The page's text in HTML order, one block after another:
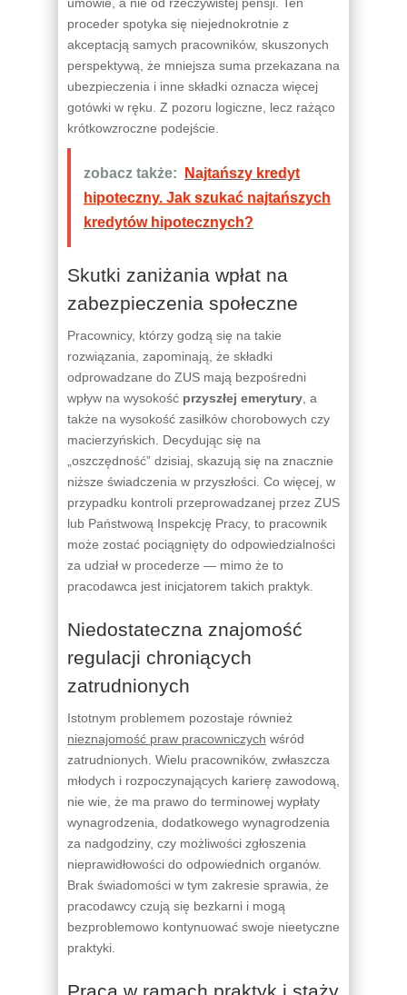
proceder spotyka się niejednokrotnie z
akceptacją samych pracowników, skuszonych
perspektywą, że mniejsza suma przekazana na
ubezpieczenia i inne składki oznacza więcej
gotówki w ręku. Z pozoru logiczne, lecz rażąco
krótkowzroczne podejście.
zobacz także:
Najtańszy kredyt
hipoteczny. Jak szukać najtańszych
kredytów hipotecznych?
Skutki zaniżania wpłat na
zabezpieczenia społeczne
Pracownicy, którzy godzą się na takie
rozwiązania, zapominają, że składki
odprowadzane do ZUS mają bezpośredni
wpływ na wysokość przyszłej emerytury , a
także na wysokość zasiłków chorobowych czy
macierzyńskich. Decydując się na
„oszczędność” dzisiaj, skazują się na znacznie
niższe świadczenia w przyszłości. Co więcej, w
przypadku kontroli przeprowadzanej przez ZUS
lub Państwową Inspekcję Pracy, to pracownik
może zostać pociągnięty do odpowiedzialności
za udział w procederze — mimo że to
pracodawca jest inicjatorem takich praktyk.
Niedostateczna znajomość
regulacji chroniących
zatrudnionych
Istotnym problemem pozostaje również
nieznajomość praw pracowniczych wśród
zatrudnionych. Wielu pracowników, zwłaszcza
młodych i rozpoczynających karierę zawodową,
nie wie, że ma prawo do terminowej wypłaty
wynagrodzenia, dodatkowego wynagrodzenia
za nadgodziny, czy możliwości zgłoszenia
nieprawidłowości do odpowiednich organów.
Brak świadomości w tym zakresie sprawia, że
pracodawcy czują się bezkarni i mogą
bezproblemowo kontynuować swoje nieetyczne
praktyki.
Praca w ramach praktyk i staży